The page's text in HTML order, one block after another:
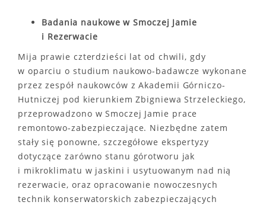
Badania naukowe w Smoczej Jamie
i Rezerwacie
Mija prawie czterdzieści lat od chwili, gdy
w oparciu o studium naukowo-badawcze wykonane
przez zespół naukowców z Akademii Górniczo-
Hutniczej pod kierunkiem Zbigniewa Strzeleckiego,
przeprowadzono w Smoczej Jamie prace
remontowo-zabezpieczające. Niezbędne zatem
stały się ponowne, szczegółowe ekspertyzy
dotyczące zarówno stanu górotworu jak
i mikroklimatu w jaskini i usytuowanym nad nią
rezerwacie, oraz opracowanie nowoczesnych
technik konserwatorskich zabezpieczających